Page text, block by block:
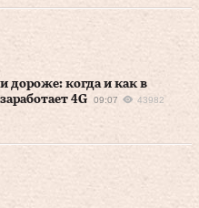
дороже: когда и как в
4G
09:07 43982